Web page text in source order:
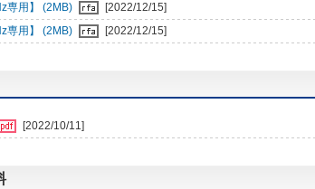
専用】 (2MB)
[2022/12/15]
専用】 (2MB)
[2022/12/15]
[2022/10/11]